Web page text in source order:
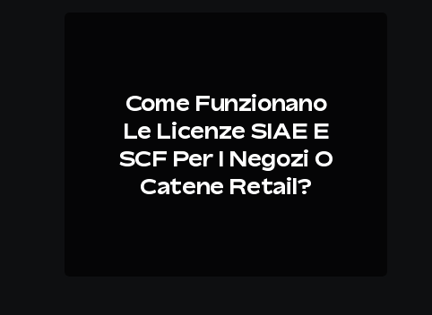
Come Funzionano
Le Licenze SIAE E
SCF Per I Negozi O
Catene Retail?